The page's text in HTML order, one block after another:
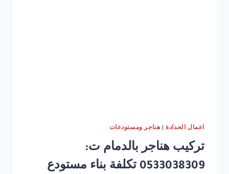
الشرقيةاعمال الحدادة| هناجر ومستودعات
تركيب هناجر بالدمام ت:
0533038309 تكلفة بناء مستودع